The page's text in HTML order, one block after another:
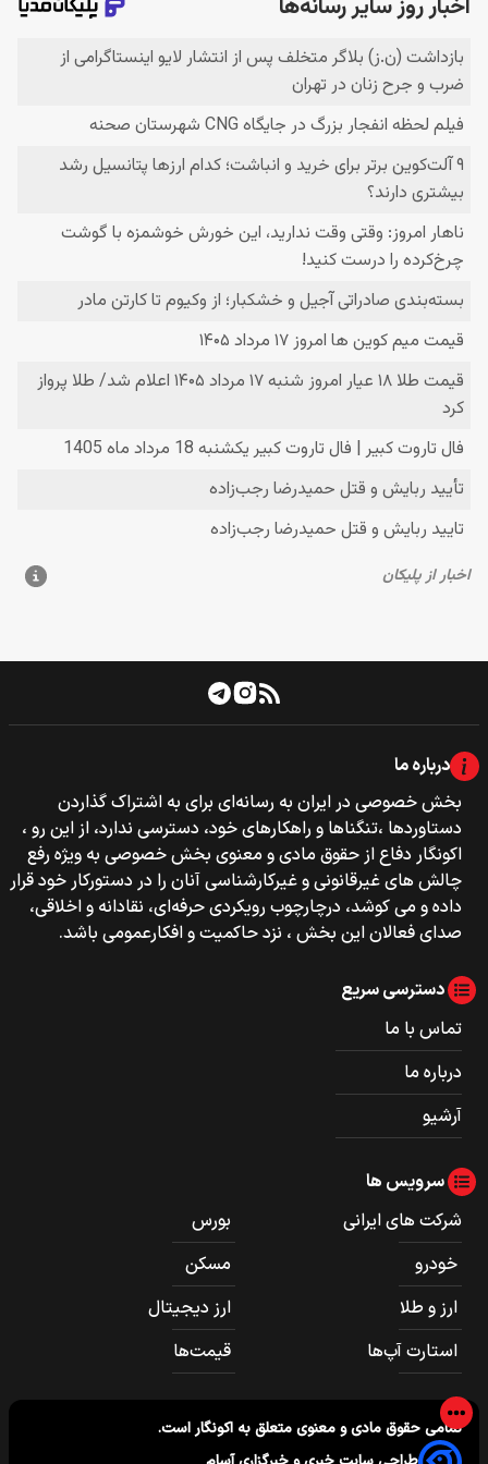
درباره ما
بخش خصوصی‌‌ در ایران به رسانه‌ای برای به اشتراک گذاردن
دستاوردها ،تنگناها و راهکارهای خود، دسترسی ندارد، از این رو ،
اکونگار دفاع از حقوق مادی و معنوی بخش خصوصی به ویژه رفع
چالش های غیرقانونی و غیرکارشناسی آنان را در دستورکار خود قرار
داده و می کوشد، درچارچوب رویکردی حرفه‌ای، نقادانه و اخلاقی،
صدای فعالان این بخش ، نزد حاکمیت و افکارعمومی باشد.
دسترسی سریع
تماس با ما
درباره ما
آرشیو
سرویس ها
شرکت های ایرانی
بورس
خودرو
مسکن
ارز و طلا
ارز دیجیتال
استارت آپ‌ها
قیمت‌ها
تمامی حقوق مادی و معنوی متعلق به اکونگاراست.